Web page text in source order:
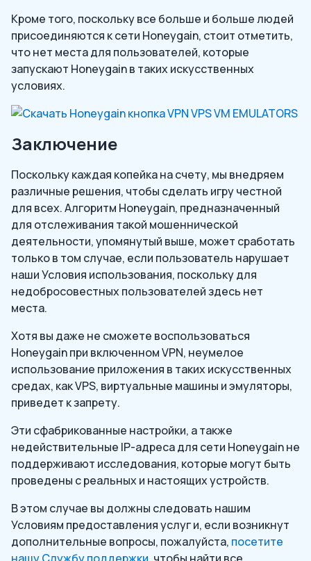
Кроме того, поскольку все больше и больше людей
присоединяются к сети Honeygain, стоит отметить,
что нет места для пользователей, которые
запускают Honeygain в таких искусственных
условиях.
Заключение
Поскольку каждая копейка на счету, мы внедряем
различные решения, чтобы сделать игру честной
для всех. Алгоритм Honeygain, предназначенный
для отслеживания такой мошеннической
деятельности, упомянутый выше, может сработать
только в том случае, если пользователь нарушает
наши Условия использования, поскольку для
недобросовестных пользователей здесь нет
места.
Хотя вы даже не сможете воспользоваться
Honeygain при включенном VPN, неумелое
использование приложения в таких искусственных
средах, как VPS, виртуальные машины и эмуляторы,
приведет к запрету.
Эти сфабрикованные настройки, а также
недействительные IP-адреса для сети Honeygain не
поддерживают исследования, которые могут быть
проведены с реальных и настоящих устройств.
В этом случае вы должны следовать нашим
Условиям предоставления услуг и, если возникнут
дополнительные вопросы, пожалуйста, посетите